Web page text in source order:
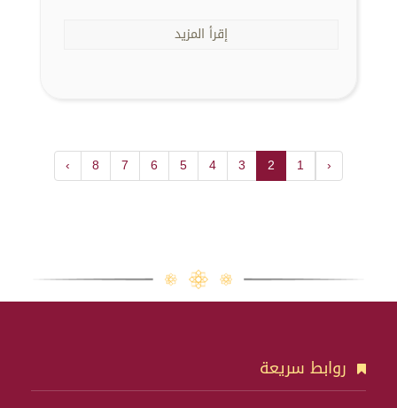
إقرأ المزيد
‹
1
2
3
4
5
6
7
8
›
روابط سريعة